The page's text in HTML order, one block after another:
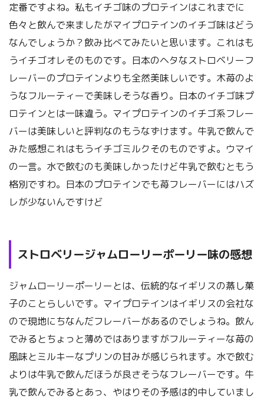
定番ですよね。私もイチゴ味のプロテインはこれまでに
色々と飲んで来ましたがマイプロテインのイチゴ味はどう
なんでしょうか？飲み比べてみたいと思います。これはも
うイチゴオレそのものです。日本のヘタなストロベリーフ
レーバーのプロテインよりも全然美味しいです。木苺のよ
うなフルーティーで美味しそうな香り。日本のイチゴ味プ
ロテインとは一味違う。マイプロテインのイチゴ系フレー
バーは美味しいと評判なのもうなずけます。牛乳で飲んで
みた感想これはもうイチゴミルクそのものですよ。ウマイ
の一言。水で飲むのも美味しかったけど牛乳で飲むともう
格別ですわ。日本のプロテインでも苺フレーバーにはハズ
レが少ないんですけど
ストロベリージャムローリーポーリー味の感想
ジャムローリーポーリーとは、伝統的なイギリスの蒸し菓
子のことらしいです。マイプロテインはイギリスの会社な
ので現地にちなんだフレーバーがあるのでしょうね。飲ん
でみるとちょっと薄めではありますがフルーティーな苺の
風味とミルキーなプリンの甘みが感じられます。水で飲む
よりは牛乳で飲んだほうが良さそうなフレーバーです。牛
乳で飲んでみるとあっ、やはりその予感は的中していまし